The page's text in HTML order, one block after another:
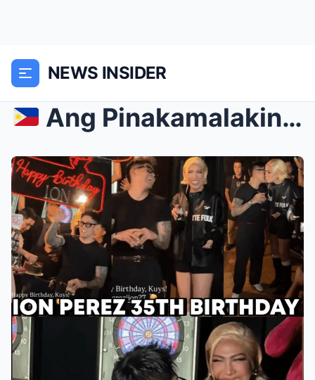
NEWS INSIDER
Ang Pinakamalaking Birthday Party ng Taon: Paan...